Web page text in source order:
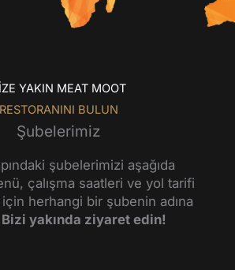
YAKIN MEAT MOOT
RESTORANINI BULUN
Şubelerimiz
şubelerimizi aşağıda
çalışma saatleri ve yol tarifi
herhangi bir şubenin adına
Bizi yakında ziyaret edin!